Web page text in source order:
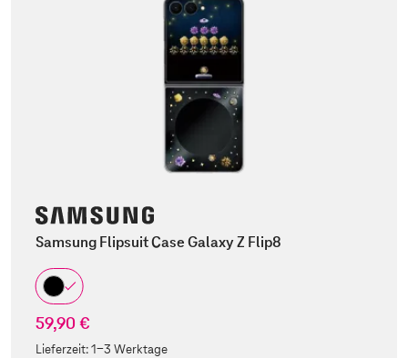
Samsung Flipsuit Case Galaxy Z Flip8
59,90 €
Lieferzeit:1-3 Werktage